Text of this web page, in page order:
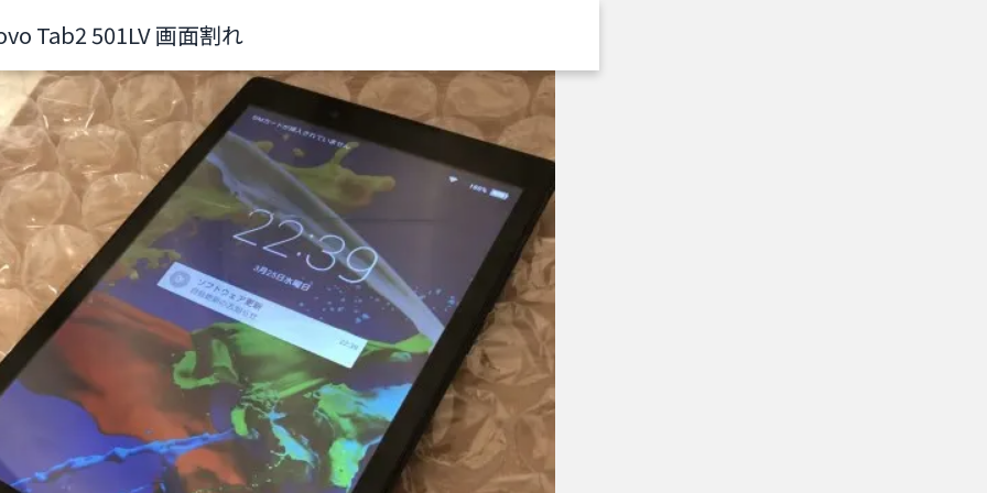
Tab2 501LV 画面割れ